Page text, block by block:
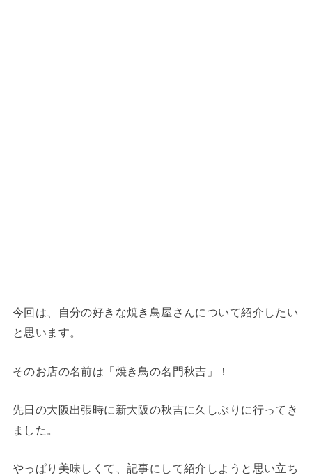
今回は、自分の好きな焼き鳥屋さんについて紹介したい
と思います。
そのお店の名前は「焼き鳥の名門秋吉」！
先日の大阪出張時に新大阪の秋吉に久しぶりに行ってき
ました。
やっぱり美味しくて、記事にして紹介しようと思い立ち